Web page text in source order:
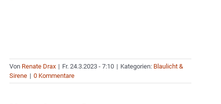
Von Renate Drax | Fr. 24.3.2023 - 7:10 | Kategorien: Blaulicht &
Sirene | 0 Kommentare